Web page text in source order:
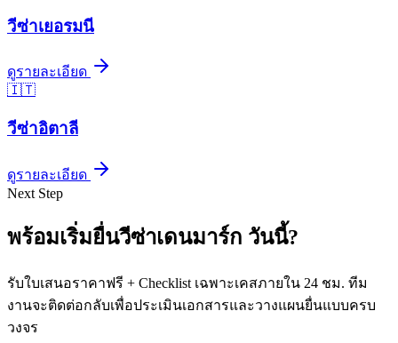
วีซ่าเยอรมนี
ดูรายละเอียด
🇮🇹
วีซ่าอิตาลี
ดูรายละเอียด
Next Step
พร้อมเริ่มยื่นวีซ่าเดนมาร์ก วันนี้?
รับใบเสนอราคาฟรี + Checklist เฉพาะเคสภายใน 24 ชม. ทีม
งานจะติดต่อกลับเพื่อประเมินเอกสารและวางแผนยื่นแบบครบ
วงจร